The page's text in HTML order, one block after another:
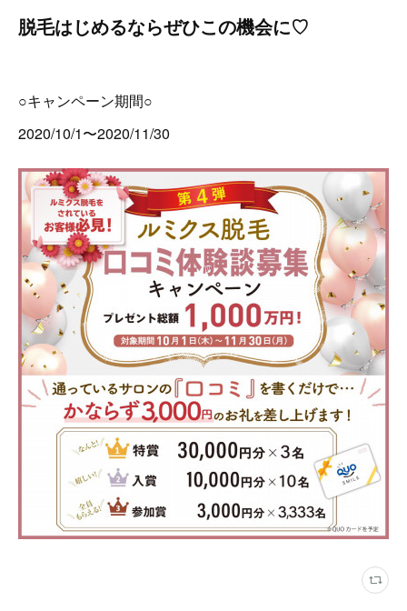
脱毛はじめるならぜひこの機会に♡
○キャンペーン期間○
2020/10/1〜2020/11/30